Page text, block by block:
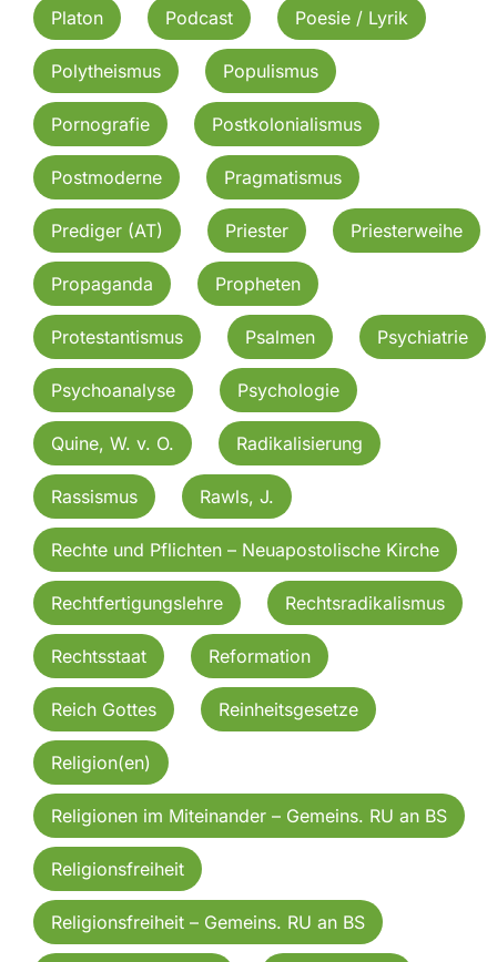
Platon Podcast Poesie / Lyrik
Polytheismus Populismus
Pornografie Postkolonialismus
Postmoderne Pragmatismus
Prediger (AT) Priester Priesterweihe
Propaganda Propheten
Protestantismus Psalmen Psychiatrie
Psychoanalyse Psychologie
Quine, W. v. O. Radikalisierung
Rassismus Rawls, J.
Rechte und Pflichten – Neuapostolische Kirche
Rechtfertigungslehre Rechtsradikalismus
Rechtsstaat Reformation
Reich Gottes Reinheitsgesetze
Religion(en)
Religionen im Miteinander – Gemeins. RU an BS
Religionsfreiheit
Religionsfreiheit – Gemeins. RU an BS